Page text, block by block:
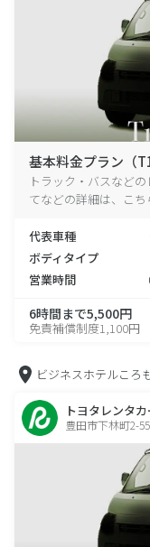
基本料金プラン（T1
トラック・バスなど
てなどの詳細は、こち
代表車種
ボディタイプ
営業時間
6時間まで5,500円
免責補償制度1,100円
ビジネスホテルころ
トヨタレンタ
豊田市下林町2-55